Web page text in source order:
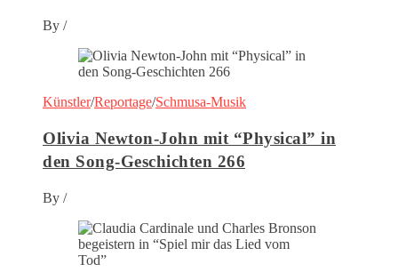
By /
Künstler/Reportage/Schmusa-Musik
Olivia Newton-John mit “Physical” in
den Song-Geschichten 266
By /